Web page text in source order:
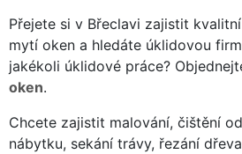
Přejete si v Břeclavi zajistit
mytí oken a hledáte úklidovou
jakékoli úklidové práce?
oken.
Chcete zajistit malování, čištění
nábytku, sekání trávy, řezání